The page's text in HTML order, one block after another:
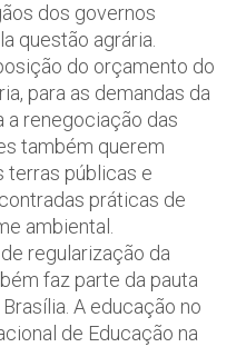
dos governos
questão agrária.
do orçamento do
para as demandas da
a renegociação das
também querem
terras públicas e
práticas de
ambiental.
regularização da
faz parte da pauta
A educação no
de Educação na